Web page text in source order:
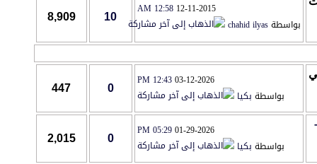
12-11-2015
12:58 AM
بواسطةchahid ilyas
10
8,909
03-12-2026
12:43 PM
بواسطة بكيا
0
447
01-29-2026
05:29 PM
بواسطة بكيا
0
2,015